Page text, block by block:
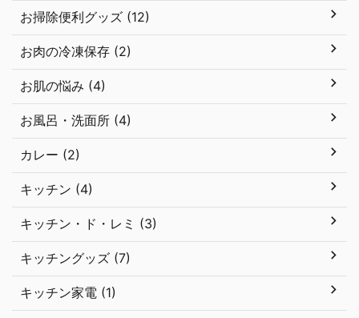
お掃除便利グッズ (12)
お肉の冷凍保存 (2)
お肌の悩み (4)
お風呂・洗面所 (4)
カレー (2)
キッチン (4)
キッチン・ド・レミ (3)
キッチングッズ (7)
キッチン家電 (1)